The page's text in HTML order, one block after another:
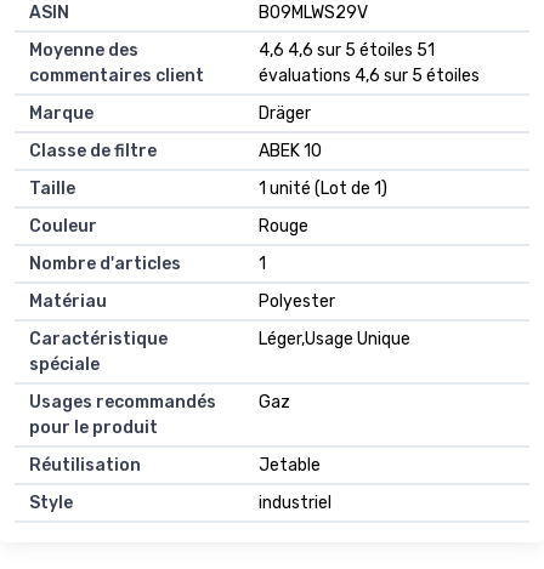
ASIN
‎B09MLWS29V
Moyenne des
commentaires client
4,6 4,6 sur 5 étoiles 51
évaluations 4,6 sur 5 étoiles
Marque
Dräger
Classe de filtre
ABEK 10
Taille
1 unité (Lot de 1)
Couleur
Rouge
Nombre d'articles
1
Matériau
Polyester
Caractéristique
spéciale
Léger,Usage Unique
Usages recommandés
pour le produit
Gaz
Réutilisation
Jetable
Style
industriel